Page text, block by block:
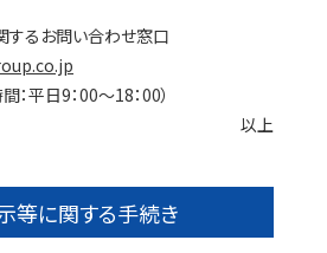
るお問い合わせ窓口
：平日9：00～18：00）
以上
等に関する手続き